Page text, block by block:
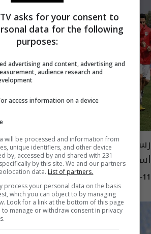
رسميا.. تحديد مواعيد مباريات
اساطير الخليج العربي
04:12 | 2025-02-11
asks for your consent to
data for the following
purposes:
advertising and content, advertising and
audience research and
access information on a device
will be processed and information from
unique identifiers, and other device
by, accessed by and shared with 231
by this site. We and our partners
data. List of partners.
process your personal data on the basis
which you can object to by managing
Look for a link at the bottom of this page
to manage or withdraw consent in privacy